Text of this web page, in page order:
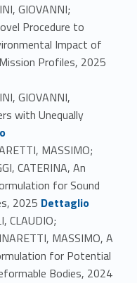
GIOVANNI;
Procedure to
Impact of
Profiles, 2025
GIOVANNI,
with Unequally
MASSIMO;
CATERINA, An
for Sound
2025 Link identifier #identifier_person_138636-77
Dettaglio
CLAUDIO;
MASSIMO, A
for Potential
Bodies, 2024